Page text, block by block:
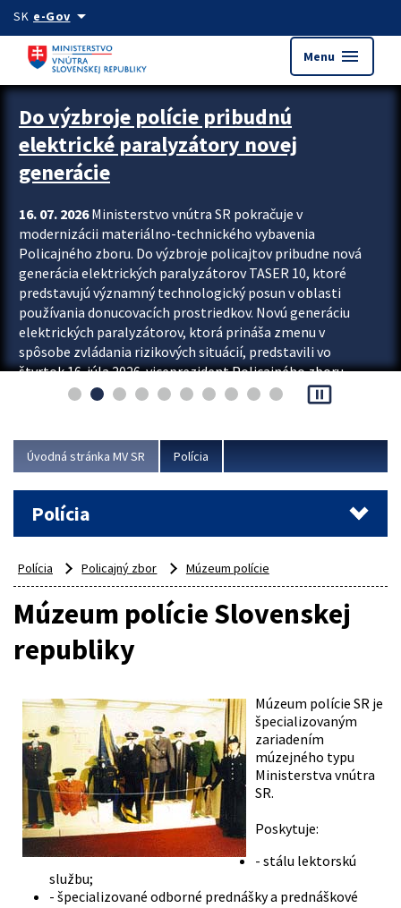
Preskocit na hlavný obsah
SK e-Govarrow_drop_down
Menu menu
Zastavit automatický posun upútavok
Do výzbroje polície pribudnú
elektrické paralyzátory novej
generácie
16. 07. 2026Ministerstvo vnútra SR pokračuje v
modernizácii materiálno-technického vybavenia
Policajného zboru. Do výzbroje policajtov pribudne nová
generácia elektrických paralyzátorov TASER 10, ktoré
predstavujú významný technologický posun v oblasti
používania donucovacích prostriedkov. Novú generáciu
elektrických paralyzátorov, ktorá prináša zmenu v
spôsobe zvládania rizikových situácií, predstavili vo
štvrtok 16. júla 2026 viceprezident Policajného zboru
Rastislav Polakovič a riaditeľ odboru výcviku...
pause_presentation
Úvodná stránka MV SR Polícia
Polícia
Polícia Policajný zbor Múzeum polície
Múzeum polície Slovenskej
republiky
Múzeum polície SR je
špecializovaným
zariadením
múzejného typu
Ministerstva vnútra
SR.
Poskytuje:
- stálu lektorskú
službu;
- špecializované odborné prednášky a prednáškové